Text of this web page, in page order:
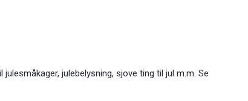
julebelysning, sjove ting til jul m.m. Se